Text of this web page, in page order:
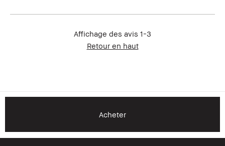
Affichage des avis 1-3
Retour en haut
Acheter